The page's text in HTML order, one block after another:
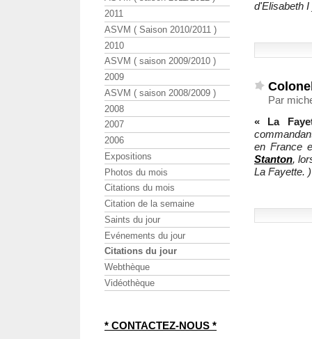
d'Elisabeth I
Par
« La
en France
Stanton,
La Fayette. )
2011
ASVM ( Saison 2010/2011 )
2010
ASVM ( saison 2009/2010 )
2009
ASVM ( saison 2008/2009 )
2008
2007
2006
Expositions
Photos du mois
Citations du mois
Citation de la semaine
Saints du jour
Evénements du jour
Citations du jour
Webthèque
Vidéothèque
* CONTACTEZ-NOUS *